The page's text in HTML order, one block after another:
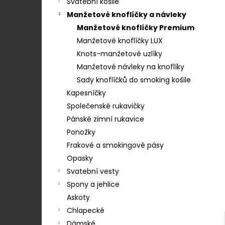
Manžetové knoflíčky a návleky
Manžetové knoflíčky Premium
Manžetové knoflíčky LUX
Knots-manžetové uzlíky
Manžetové návleky na knoflíky
Sady knoflíčků do smoking košile
Kapesníčky
Společenské rukavičky
Pánské zimní rukavice
Ponožky
Frakové a smokingové pásy
Opasky
Svatební vesty
Spony a jehlice
Askoty
Chlapecké
MM, MOTÝLEK A KAPESNÍČEK MODRÁ,
KOŇAKOVÁ KŮŽE 886-2244369
1 754 Kč